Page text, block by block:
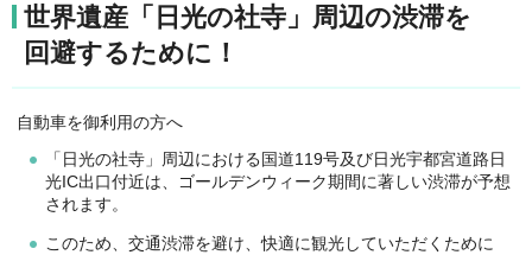
世界遺産「日光の社寺」周辺の渋滞を
回避するために！
自動車を御利用の方へ
「日光の社寺」周辺における国道119号及び日光宇都宮道路日
光IC出口付近は、ゴールデンウィーク期間に著しい渋滞が予想
されます。
このため、交通渋滞を避け、快適に観光していただくために